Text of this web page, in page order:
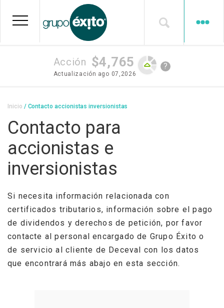
contenido
Acción $4,765
Actualización ago 07,2026
?
Sobrescribir
enlaces
ayuda
navegación
Inicio Contacto accionistas inversionistas
Contacto para
accionistas e
inversionistas
Si necesita información relacionada con
certificados tributarios, información sobre el pago
de dividendos y derechos de petición, por favor
contacte al personal encargado de Grupo Éxito o
de servicio al cliente de Deceval con los datos
que encontrará más abajo en esta sección.